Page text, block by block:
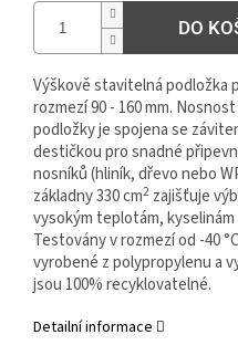
DO
Výškově stavitelná podložka
rozmezí 90 - 160 mm.
podložky je spojena se
destičkou pro snadné
nosníků (hliník, dřevo nebo
základny 330 cm2 zajišťuje
vysokým teplotám,
Testovány v rozmezí od -40
vyrobené z polypropylenu a
jsou 100% recyklovatelné.
Detailní informace